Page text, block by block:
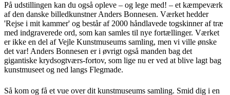
På udstillingen kan du også opleve – og lege med! – et kæmpeværk
af den danske billedkunstner Anders Bonnesen. Værket hedder
'Rejse i mit kammer' og består af 2000 håndlavede togskinner af træ
med indgraverede ord, som kan samles til nye fortællinger. Værket
er ikke en del af Vejle Kunstmuseums samling, men vi ville ønske
det var! Anders Bonnesen er i øvrigt også manden bag det
gigantiske krydsogtværs-fortov, som lige nu er ved at blive lagt bag
kunstmuseet og ned langs Flegmade.
Så kom og få et vue over dit kunstmuseums samling. Smid dig i en